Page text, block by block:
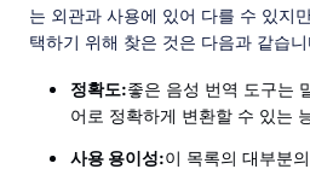
는 외관과 사용에 있어 다를 수 있지
택하기 위해 찾은 것은 다음과 같습
정확도:좋은 음성 번역 도구는
어로 정확하게 변환할 수 있는
사용 용이성:이 목록의 대부분